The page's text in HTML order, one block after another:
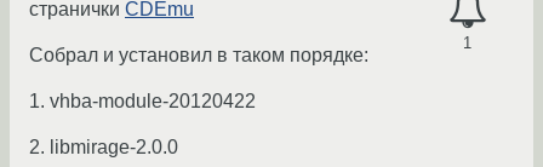
1
странички CDEmu
Cобрал и установил в таком порядке:
1. vhba-module-20120422
2. libmirage-2.0.0